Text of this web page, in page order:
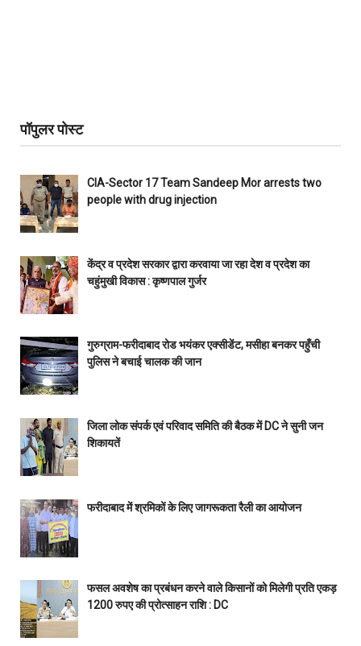
पॉपुलर पोस्ट
CIA-Sector 17 Team Sandeep Mor arrests two
people with drug injection
केंद्र व प्रदेश सरकार द्वारा करवाया जा रहा देश व प्रदेश का
चहुंमुखी विकास : कृष्णपाल गुर्जर
गुरुग्राम-फरीदाबाद रोड भयंकर एक्सीडेंट, मसीहा बनकर पहुँची
पुलिस ने बचाई चालक की जान
जिला लोक संपर्क एवं परिवाद समिति की बैठक में DC ने सुनी जन
शिकायतें
फरीदाबाद में श्रमिकों के लिए जागरूकता रैली का आयोजन
फसल अवशेष का प्रबंधन करने वाले किसानों को मिलेगी प्रति एकड़
1200 रुपए की प्रोत्साहन राशि : DC